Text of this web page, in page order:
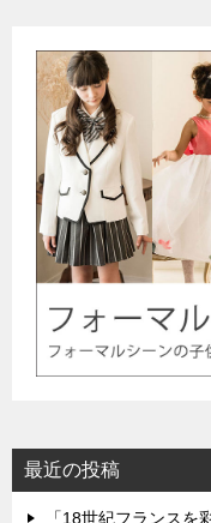
最近の投稿
「18世紀フランスを